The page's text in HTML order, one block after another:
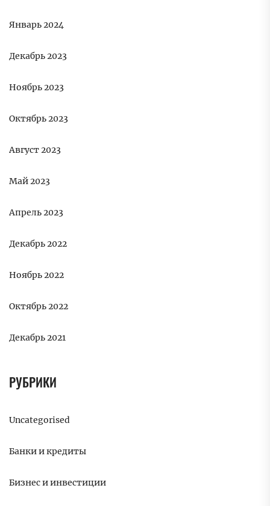
Январь 2024
Декабрь 2023
Ноябрь 2023
Октябрь 2023
Август 2023
Май 2023
Апрель 2023
Декабрь 2022
Ноябрь 2022
Октябрь 2022
Декабрь 2021
РУБРИКИ
Uncategorised
Банки и кредиты
Бизнес и инвестиции